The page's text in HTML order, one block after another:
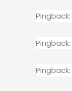
Pingback:
Pingback:
Pingback: